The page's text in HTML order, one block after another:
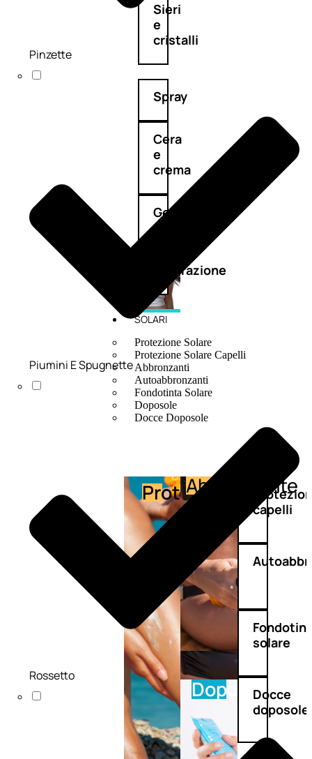
Sieri
e
cristalli
Spray
Cera
e
crema
Gel
capelli
Colorazione
SOLARI
Protezione Solare
Protezione Solare Capelli
Abbronzanti
Autoabbronzanti
Fondotinta Solare
Doposole
Docce Doposole
ProtezioneAbbronzante
Doposole
capelli
solare
Docce
doposole
Pinzette
Piumini E Spugnette
Rossetto